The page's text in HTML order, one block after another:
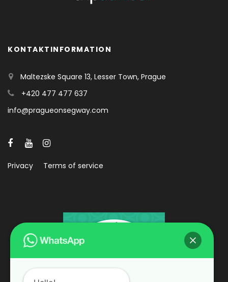
KONTAKTINFORMATION
Maltezske Square 13, Lesser Town, Prague
+420 477 477 637
info@pragueonsegway.com
Privacy Terms of service